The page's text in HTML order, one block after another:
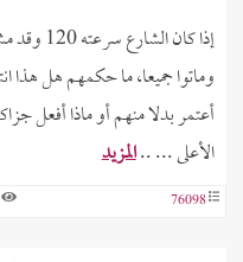
وماتوا جميعا، ما حكمهم هل هذا
أعتمر بدلا منهم أو ماذا أفعل
الأعلى ... ..المزيد
76098